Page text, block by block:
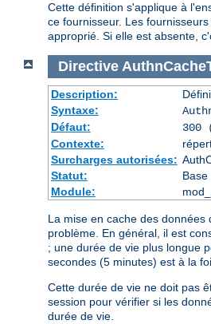
Cette définition s'applique à
ce fournisseur. Les
approprié. Si elle est absente,
Directive
Description:
Syntaxe:
Défaut:
300
Contexte:
Surcharges autorisées:
Statut:
Base
Module:
La mise en cache des
problème. En général, il est
; une durée de vie plus longue
secondes (5 minutes) est à la
Cette durée de vie ne doit pas
session pour vérifier si les
durée de vie.